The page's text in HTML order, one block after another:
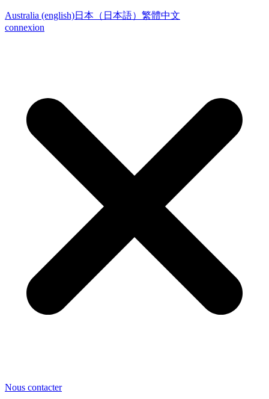
Australia (english)日本（日本語） 繁體中文
connexion
Nous contacter